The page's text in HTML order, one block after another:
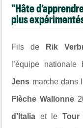
"Hâte
plus
Fils de Rik
l’équipe
Jens marche dans
Flèche Wallonne
d’Italia et le Tour